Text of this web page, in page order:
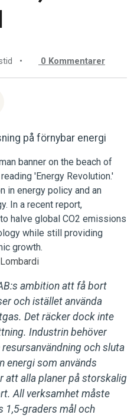
• 0 Kommentarer
på förnybar energi
ambition att få bort
och istället använda
Det räcker dock inte
Industrin behöver
och sluta
energi som används
att alla planer på storskalig
All verksamhet måste
1,5-graders mål och